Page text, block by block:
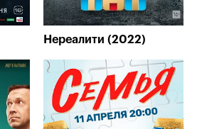
Нереалити (2022)